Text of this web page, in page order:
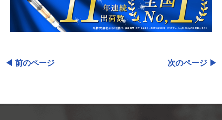
◀ 前のページ 次のページ ▶